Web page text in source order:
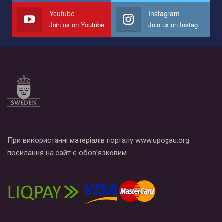
СОГИ в Украине.
Все, что вам нужно сделать - это зайти на наш канал YouTube
по этой ссылке и поставить лайк под видео.
Youtube
Join us on Youtube
Instagram
Join us on Instagram
При використанні матеріалів порталу www.upogau.org
посилання на сайт є обов’язковим.